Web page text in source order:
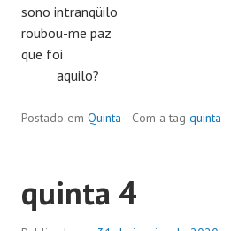
sono intranqüilo
roubou-me paz
que foi
aquilo?
Postado em Quinta Com a tag quinta
quinta 4